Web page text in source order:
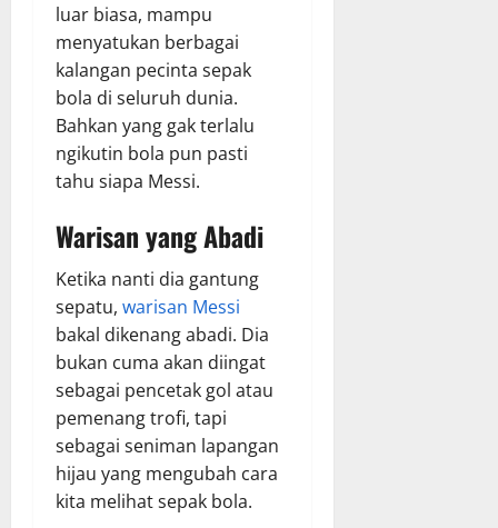
luar biasa, mampu
menyatukan berbagai
kalangan pecinta sepak
bola di seluruh dunia.
Bahkan yang gak terlalu
ngikutin bola pun pasti
tahu siapa Messi.
Warisan yang Abadi
Ketika nanti dia gantung
sepatu, warisan Messi
bakal dikenang abadi. Dia
bukan cuma akan diingat
sebagai pencetak gol atau
pemenang trofi, tapi
sebagai seniman lapangan
hijau yang mengubah cara
kita melihat sepak bola.